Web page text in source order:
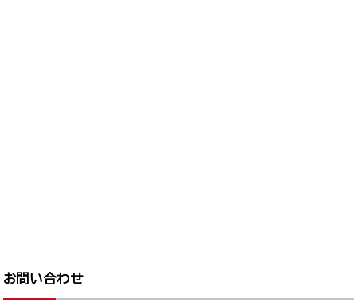
お問い合わせ